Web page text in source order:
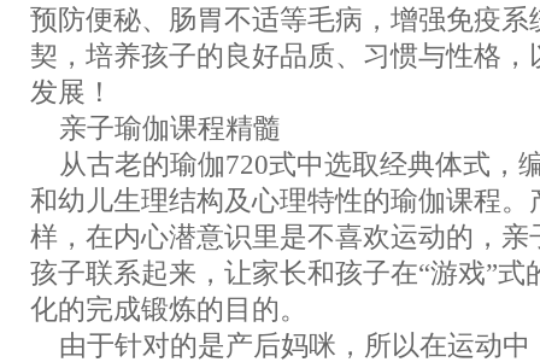
预防便秘、肠胃不适等毛病，增强免疫系
契，培养孩子的良好品质、习惯与性格
发展！
亲子瑜伽课程精髓
从古老的瑜伽720式中选取经典体式，
和幼儿生理结构及心理特性的瑜伽课程
样，在内心潜意识里是不喜欢运动的，
孩子联系起来，让家长和孩子在“游戏”式
化的完成锻炼的目的。
由于针对的是产后妈咪，所以在运动中